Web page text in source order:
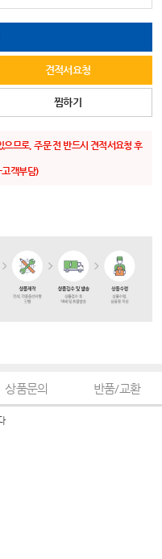
견적서요청
찜하기
으므로, 주문 전 반드시 견적서요청 후
객부담)
상품문의 반품/교환